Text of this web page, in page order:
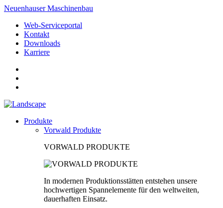
Neuenhauser Maschinenbau
Web-Serviceportal
Kontakt
Downloads
Karriere
Produkte
Vorwald Produkte
VORWALD PRODUKTE
In modernen Produktionsstätten entstehen unsere
hochwertigen Spannelemente für den weltweiten,
dauerhaften Einsatz.